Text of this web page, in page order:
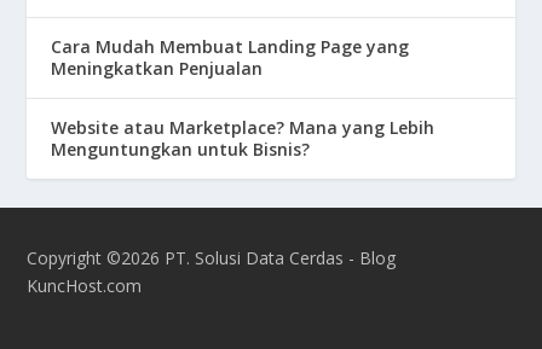
Cara Mudah Membuat Landing Page yang
Meningkatkan Penjualan
Website atau Marketplace? Mana yang Lebih
Menguntungkan untuk Bisnis?
Copyright ©2026 PT. Solusi Data Cerdas - Blog
KuncHost.com